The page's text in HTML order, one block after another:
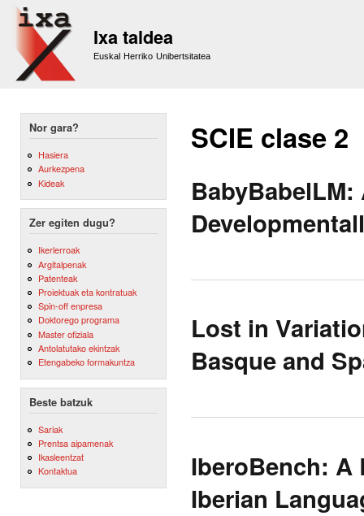
Ixa taldea
Euskal Herriko Unibertsitatea
Nor gara?
Hasiera
Aurkezpena
Kideak
Zer egiten dugu?
Ikerlerroak
Argitalpenak
Patenteak
Proiektuak eta kontratuak
Spin-off enpresa
Doktorego programa
Master ofiziala
Antolatutako ekintzak
Etengabeko formakuntza
Beste batzuk
Sariak
Prentsa aipamenak
Ikasleentzat
Kontaktua
SCIE clase 2
Lost in
Basque and
IberoBench: A
Iberian